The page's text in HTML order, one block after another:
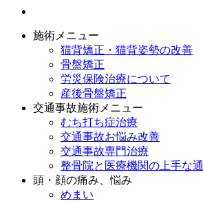
施術メニュー
猫背矯正・猫背姿勢の改善
骨盤矯正
労災保険治療について
産後骨盤矯正
交通事故施術メニュー
むち打ち症治療
交通事故お悩み改善
交通事故専門治療
整骨院と医療機関の上手な
頭・顔の痛み、悩み
めまい